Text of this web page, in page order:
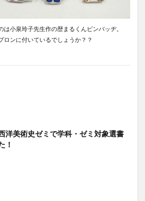
は小泉玲子先生作の歴まるくんピンバッヂ。
ロンに付いているでしょうか？？
洋美術史ゼミで学科・ゼミ対象選書
！